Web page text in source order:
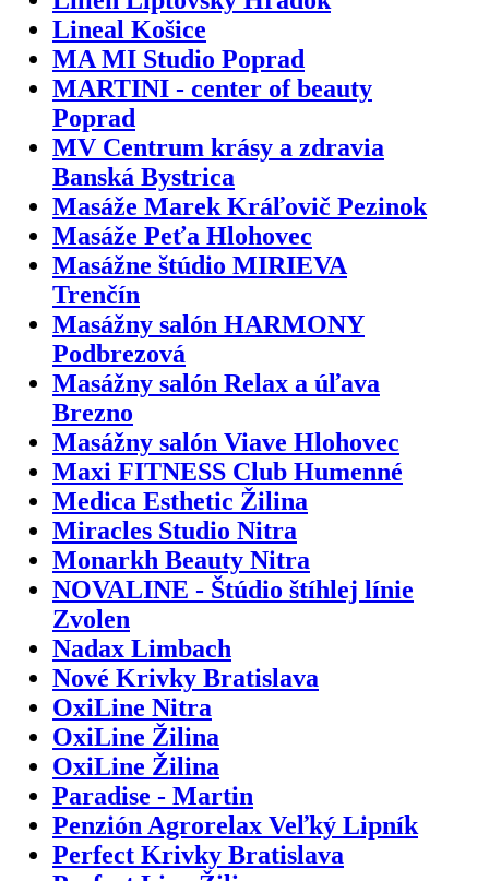
Lineal Košice
MA MI Studio Poprad
MARTINI - center of beauty
Poprad
MV Centrum krásy a zdravia
Banská Bystrica
Masáže Marek Kráľovič Pezinok
Masáže Peťa Hlohovec
Masážne štúdio MIRIEVA
Trenčín
Masážny salón HARMONY
Podbrezová
Masážny salón Relax a úľava
Brezno
Masážny salón Viave Hlohovec
Maxi FITNESS Club Humenné
Medica Esthetic Žilina
Miracles Studio Nitra
Monarkh Beauty Nitra
NOVALINE - Štúdio štíhlej línie
Zvolen
Nadax Limbach
Nové Krivky Bratislava
OxiLine Nitra
OxiLine Žilina
OxiLine Žilina
Paradise - Martin
Penzión Agrorelax Veľký Lipník
Perfect Krivky Bratislava